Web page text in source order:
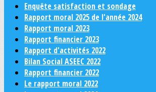
Enquête satisfaction et sondage
Rapport moral 2025 de l'année 2024
Rapport moral 2023
Rapport financier 2023
Rapport d'activités 2022
Bilan Social ASEEC 2022
Rapport financier 2022
Le rapport moral 2022